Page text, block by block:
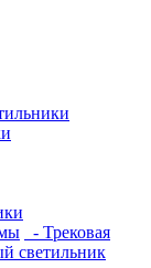
- Трековая
светильник